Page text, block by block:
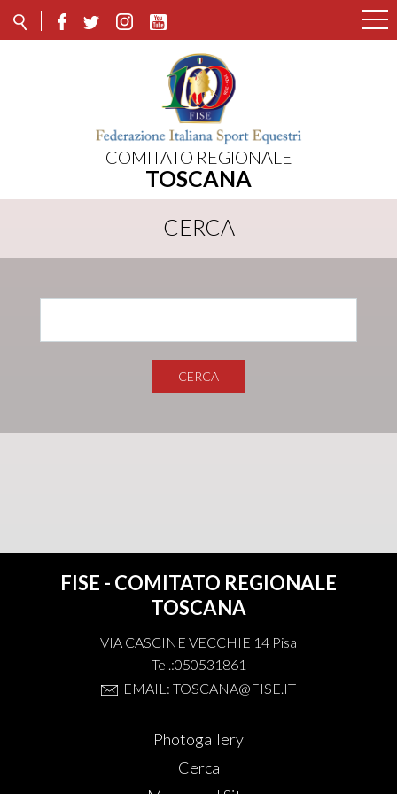
COMITATO REGIONALE
TOSCANA
CERCA
CERCA
FISE - COMITATO REGIONALE
TOSCANA
VIA CASCINE VECCHIE 14 Pisa
Tel.:050531861
EMAIL: TOSCANA@FISE.IT
Photogallery
Cerca